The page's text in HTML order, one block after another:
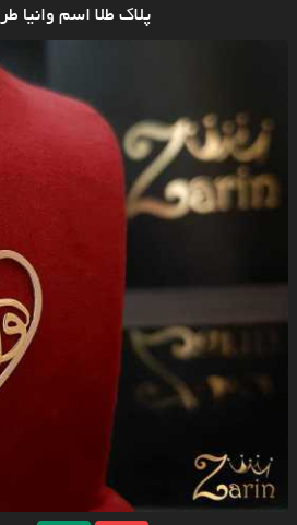
پلاک طلا اسم وانیا